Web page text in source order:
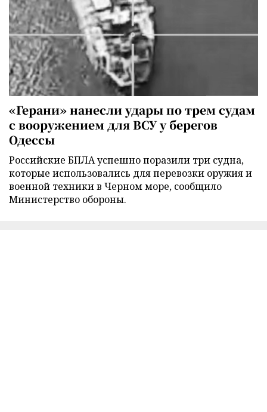
«Герани» нанесли удары по трем судам
с вооружением для ВСУ у берегов
Одессы
Российские БПЛА успешно поразили три судна,
которые использовались для перевозки оружия и
военной техники в Черном море, сообщило
Министерство обороны.